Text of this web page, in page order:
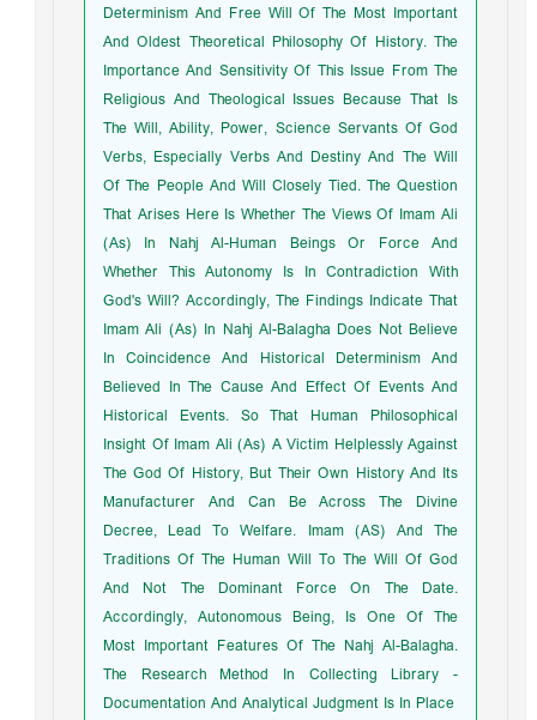
Determinism And Free Will Of The Most Important
And Oldest Theoretical Philosophy Of History. The
Importance And Sensitivity Of This Issue From The
Religious And Theological Issues Because That Is
The Will, Ability, Power, Science Servants Of God
Verbs, Especially Verbs And Destiny And The Will
Of The People And Will Closely Tied. The Question
That Arises Here Is Whether The Views Of Imam Ali
(As) In Nahj Al-Human Beings Or Force And
Whether This Autonomy Is In Contradiction With
God's Will? Accordingly, The Findings Indicate That
Imam Ali (As) In Nahj Al-Balagha Does Not Believe
In Coincidence And Historical Determinism And
Believed In The Cause And Effect Of Events And
Historical Events. So That Human Philosophical
Insight Of Imam Ali (As) A Victim Helplessly Against
The God Of History, But Their Own History And Its
Manufacturer And Can Be Across The Divine
Decree, Lead To Welfare. Imam (AS) And The
Traditions Of The Human Will To The Will Of God
And Not The Dominant Force On The Date.
Accordingly, Autonomous Being, Is One Of The
Most Important Features Of The Nahj Al-Balagha.
The Research Method In Collecting Library -
Documentation And Analytical Judgment Is In Place